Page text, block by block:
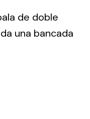
de doble
una bancada